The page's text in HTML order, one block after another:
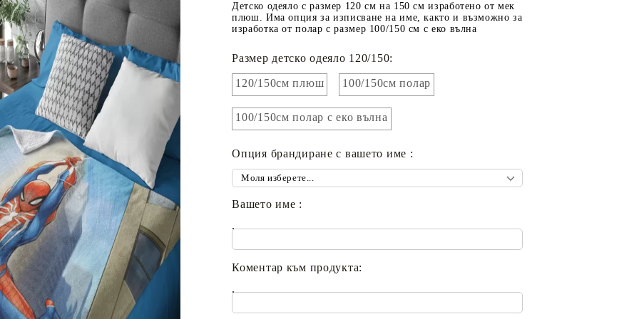
Детско одеяло с размер 120 см на 150 см изработено от мек
плюш. Има опция за изписване на име, както и възможно за
изработка от полар с размер 100/150 см с еко вълна
Размер детско одеяло 120/150:
120/150см плюш 100/150см полар
100/150см полар с еко вълна
Опция брандиране с вашето име :
Вашето име :
.
Коментар към продукта:
.